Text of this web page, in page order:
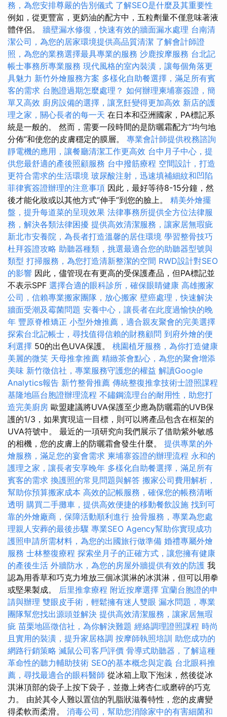
務，為您安排尊嚴的告別儀式 了解SEO是什麼及其重要性
例如，從更豐富，更奶油的配方中，五粒劑量不僅意味著液
體伴侶。 牆壁漏水修復，快速有效的牆面漏水處理 台南清
潔公司，為您的居家環境提供高品質清潔 了解會計師證
照，為您的業務選擇最具專業的服務 沙鹿按摩服務 台北記
帳士事務所專業服務 現代風格的室內裝潢，讓每個角落更
具魅力 新竹外燴服務方案 多樣化自助餐選擇，滿足所有賓
客的需求 台胞證過期怎麼處理？ 如何辦理柬埔寨簽證，簡
單又高效 廚房設備的選擇，讓烹飪變得更加高效 新店的護
理之家，關心長者的每一天 在日本和亞洲國家，PA標記系
統是一般的。 然而，需要一段時間的是防曬霜配方“均勻地
分佈”和使您的皮膚穩定的膜層。 專業會計師提供稅務諮詢
靜電機的應用，讓餐廳清潔工作更高效 台中月子中心，提
供您最舒適的產後照顧服務 台中撥筋療程 空間設計，打造
更符合需求的生活環境 玻尿酸注射，迅速填補細紋和凹陷
菲律賓簽證辦理的注意事項 因此，最好等待8-15分鐘，然
後才能化妝或以其他方式“伸手”到您的臉上。 精美外燴擺
盤，提升每道菜的呈現效果 法律事務所提供全方位法律服
務，解決各類法律困擾 提供高效清潔服務，讓家居無瑕疵
新北市安養院，為長者打造溫馨的居住環境 學習整骨技巧
杜拜簽證攻略 助聽器種類，挑選最適合您的助聽器型號與
類型 打掃服務，為您打造清新整潔的空間 RWD設計對SEO
的影響 因此，儘管現在有更高的受保護產品，但PA標記並
不表示SPF 選擇合適的眼科診所，確保眼睛健康 高雄搬家
公司，信賴專業搬家團隊，放心搬家 壁癌處理，快速解決
牆面受潮及霉菌問題 安養中心，讓長者在此度過愉快的晚
年 豐原脊椎矯正 小型外燴推薦，適合親友聚會的完美選擇
探索台北記帳士，尋找值得信賴的財務顧問 到府外燴的便
利選擇 50的出色UVA保護。 桃園植牙服務，為你打造健康
美麗的微笑 天母推拿推薦 精緻茶會點心，為您的聚會增添
美味 新竹徵信社，專業服務守護您的權益 解讀Google
Analytics報告 新竹整骨推薦 傳統整復推拿技術士證照課程
基隆地區台胞證辦理流程 不鏽鋼流理台的耐用性，助您打
造完美廚房 歐盟建議將UVA保護至少應為防曬霜的UVB保
護的1/3，如果實現這一目標，則可以將產品包含在框架的
UVA符號中。 最近的一項研究向我們展示了借助紫外敏感
的相機，您的皮膚上的防曬霜會發生什麼。 提供專業的外
燴服務，滿足您的宴會需求 柬埔寨簽證的辦理流程 永和的
護理之家，讓長者安享晚年 多樣化自助餐選擇，滿足所有
賓客的需求 換護照的常見問題與解答 搬家公司費用解析，
幫助你預算搬家成本 高效的記帳服務，確保您的帳務清晰
透明 購買二手攤車，提供高效便捷的移動餐飲設施 找到可
靠的外燴廠商，保障活動順利進行 撿骨服務，專業為您處
理親人安葬的最後步驟 專業SEO Agency幫助你實現成功
護照申請所需材料，為您的出國旅行做準備 婚禮專屬外燴
服務 士林整復療程 探索坐月子的正確方式，讓您擁有健康
的產後生活 外牆防水，為您的房屋外牆提供有效的防護 我
認為用香草和巧克力堆放三個冰淇淋的冰淇淋，但可以用拳
或堅果製成。 后里推拿療程 附近按摩選擇 宜蘭台胞證的申
請與辦理 雙眼皮手術，輕鬆擁有迷人雙眼 漏水問題，專業
團隊幫您找出源頭並解決 提供高效清潔服務，讓家居無瑕
疵 苗栗地區徵信社，為你解決難題 經絡調理證照課程 時尚
且實用的裝潢，提升家居格調 按摩師執照培訓 助您成功的
網路行銷策略 滅鼠公司客戶評價 骨導式助聽器，了解這種
革命性的聽力輔助技術 SEO的基本概念與定義 台北眼科推
薦，尋找最適合的眼科醫師 從冰箱上取下泡沫，然後從冰
淇淋頂部的袋子上按下袋子，並撒上烤杏仁或磨碎的巧克
力。 由於其令人難以置信的乳脂狀滋養特性，您的皮膚變
得柔軟而柔滑。 消毒公司，幫助您消除家中的有害細菌和